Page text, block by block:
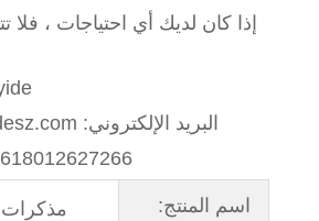
إذا كان لديك أي احتياجات ، فلا
البريد الإلكتروني: business@aiidesz.com
اسم المنتج: مذكرات